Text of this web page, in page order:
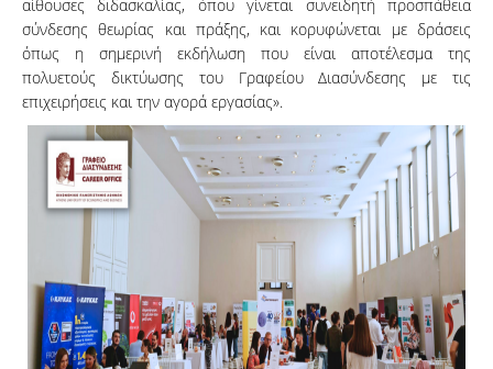
αίθουσες διδασκαλίας, όπου γίνεται συνειδητή προσπάθεια
σύνδεσης θεωρίας και πράξης, και κορυφώνεται με δράσεις
όπως η σημερινή εκδήλωση που είναι αποτέλεσμα της
πολυετούς δικτύωσης του Γραφείου Διασύνδεσης με τις
επιχειρήσεις και την αγορά εργασίας».